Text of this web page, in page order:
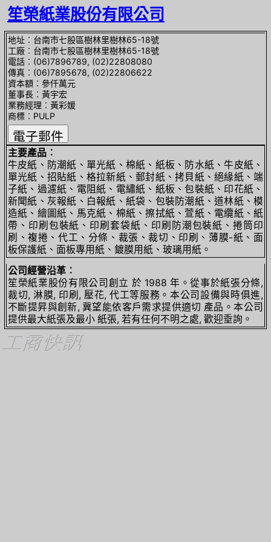
笙榮紙業股份有限公司
地址︰台南市七股區樹林里樹林65-18號
工廠︰台南市七股區樹林里樹林65-18號
電話︰(06)7896789, (02)22808080
傳真︰(06)7895678, (02)22806622
資本額︰參仟萬元
董事長︰黃宇宏
業務經理︰黃彩媛
商標︰PULP
主要產品︰
牛皮紙、防潮紙、單光紙、棉紙、紙板、防水紙、牛皮紙、
單光紙、招貼紙、格拉新紙、郵封紙、拷貝紙、絕緣紙、端
子紙、過濾紙、電阻紙、電繡紙、紙板、包裝紙、印花紙、
新聞紙、灰報紙、白報紙、紙袋、包裝防潮紙、道林紙、模
造紙、繪圖紙、馬克紙、棉紙、擦拭紙、萱紙、電纜紙、紙
帶、印刷包裝紙、印刷套袋紙、印刷防潮包裝紙、捲筒印
刷、複捲、代工、分條、裁張、裁切、印刷、薄膜-紙、面
板保護紙、面板專用紙、鍍膜用紙、玻璃用紙。
公司經營沿革︰
笙榮紙業股份有限公司創立 於 1988 年。從事於紙張分條,
裁切, 淋膜, 印刷, 壓花, 代工等服務。本公司設備與時俱進,
不斷提昇與創新, 冀望能依客戶需求提供適切 產品。本公司
提供最大紙張及最小 紙張, 若有任何不明之處, 歡迎垂詢。